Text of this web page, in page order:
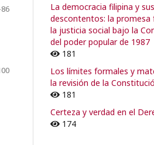
La democracia filipina y sus
descontentos: la promesa
la justicia social bajo la
del poder popular de 1987
181
Los límites formales y
la revisión de la
181
Certeza y verdad en el
174